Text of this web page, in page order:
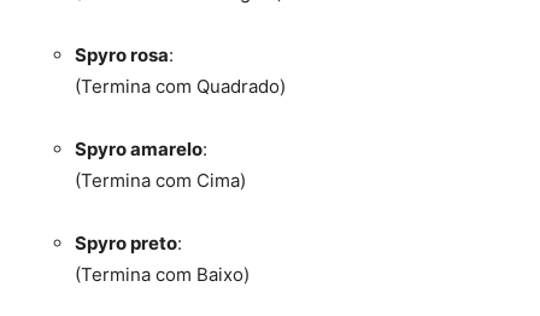
Spyro rosa:
(Termina com Quadrado)
Spyro amarelo:
(Termina com Cima)
Spyro preto:
(Termina com Baixo)